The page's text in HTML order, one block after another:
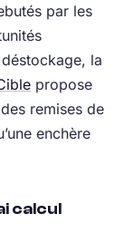
par les
la
propose
remises de
enchère
calcul